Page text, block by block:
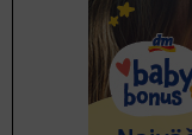
raňajkovať, keď
som bola
jesť, tak potom mi
postupne ma od
mala prvú stravu